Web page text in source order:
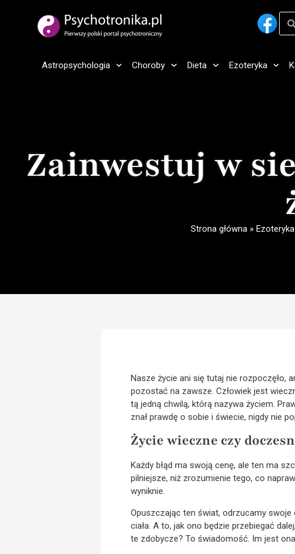
Astropsychologia Choroby Dieta Ezoteryka
Zainwestuj w
Strona główna» Ezoteryka
Nasze życie ani się tutaj nie rozpoczęło,
pozostać na zawsze. Człowiek jest
tą jedną chwilą, którą nazywa życiem.
znał prawdę o sobie i świecie, nigdy nie
Życie wieczne czy
Każdy błąd ma swoją cenę, ale ten ma
pilniejsze, niż zrozumienie tego, co
wyniknie.
Opuszczając ten świat, odrzucamy swoje
ciała. A to, jak ono będzie przebiegać
te zdobycze? To świadomość. Im jest